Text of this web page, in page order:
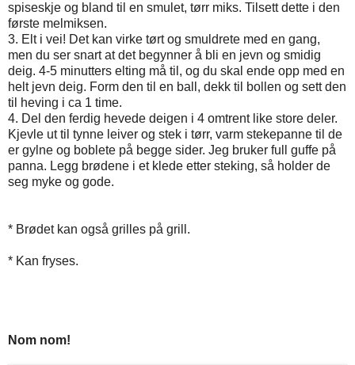
spiseskje og bland til en smulet, tørr miks. Tilsett dette i den
første melmiksen.
3. Elt i vei! Det kan virke tørt og smuldrete med en gang,
men du ser snart at det begynner å bli en jevn og smidig
deig. 4-5 minutters elting må til, og du skal ende opp med en
helt jevn deig. Form den til en ball, dekk til bollen og sett den
til heving i ca 1 time.
4. Del den ferdig hevede deigen i 4 omtrent like store deler.
Kjevle ut til tynne leiver og stek i tørr, varm stekepanne til de
er gylne og boblete på begge sider. Jeg bruker full guffe på
panna. Legg brødene i et klede etter steking, så holder de
seg myke og gode.
* Brødet kan også grilles på grill.
* Kan fryses.
Nom nom!